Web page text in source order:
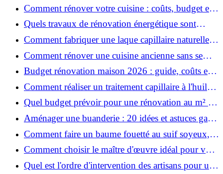
Salt pour des cheveux effet plage ?
Comment rénover votre cuisine : coûts, budget et
astuces bois ?
Quels travaux de rénovation énergétique sont
éligibles à MaPrimeRénov' ?
Comment fabriquer une laque capillaire naturelle
maison ?
Comment rénover une cuisine ancienne sans se
ruiner ?
Budget rénovation maison 2026 : guide, coûts et
astuces
Comment réaliser un traitement capillaire à l'huile
maison efficace ?
Quel budget prévoir pour une rénovation au m² en
2026 ?
Aménager une buanderie : 20 idées et astuces gain
de place pour un espace fonctionnel et stylé
Comment faire un baume fouetté au suif soyeux,
fait maison ?
Comment choisir le maître d'œuvre idéal pour vos
travaux de rénovation ?
Quel est l'ordre d'intervention des artisans pour une